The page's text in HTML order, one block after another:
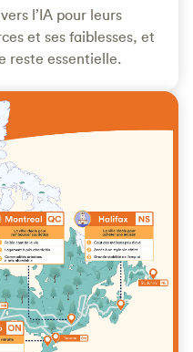
l’IA pour leurs
et ses faiblesses, et
reste essentielle.